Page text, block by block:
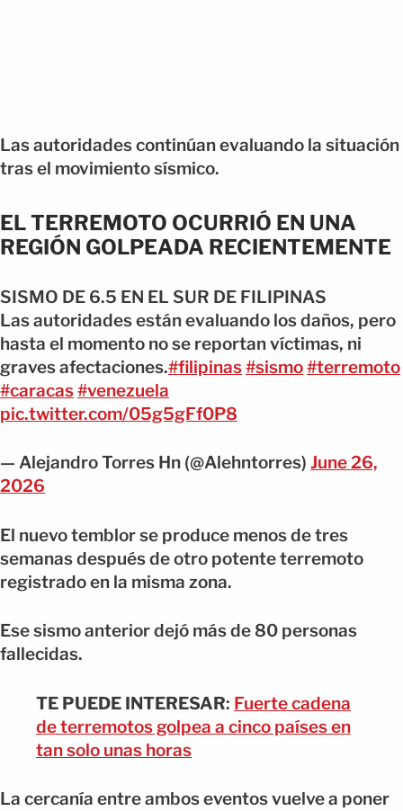
Las autoridades continúan evaluando la situación
tras el movimiento sísmico.
EL TERREMOTO OCURRIÓ EN UNA
REGIÓN GOLPEADA RECIENTEMENTE
SISMO DE 6.5 EN EL SUR DE FILIPINAS
Las autoridades están evaluando los daños, pero
hasta el momento no se reportan víctimas, ni
graves afectaciones.#filipinas#sismo#terremoto
#caracas#venezuela
pic.twitter.com/05g5gFf0P8
— Alejandro Torres Hn (@Alehntorres) June 26,
2026
El nuevo temblor se produce menos de tres
semanas después de otro potente terremoto
registrado en la misma zona.
Ese sismo anterior dejó más de 80 personas
fallecidas.
TE PUEDE INTERESAR: Fuerte cadena
de terremotos golpea a cinco países en
tan solo unas horas
La cercanía entre ambos eventos vuelve a poner